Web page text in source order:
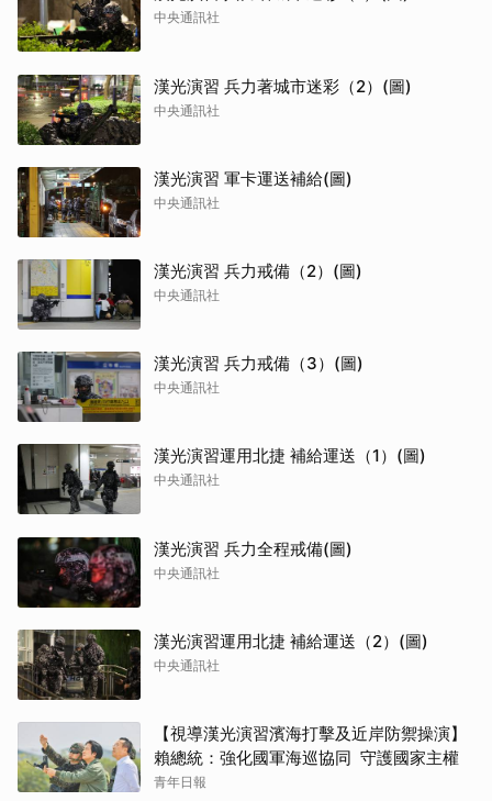
中央通訊社
漢光演習 兵力著城市迷彩（2）(圖)
中央通訊社
漢光演習 軍卡運送補給(圖)
中央通訊社
漢光演習 兵力戒備（2）(圖)
中央通訊社
漢光演習 兵力戒備（3）(圖)
中央通訊社
漢光演習運用北捷 補給運送（1）(圖)
中央通訊社
漢光演習 兵力全程戒備(圖)
中央通訊社
漢光演習運用北捷 補給運送（2）(圖)
中央通訊社
【視導漢光演習濱海打擊及近岸防禦操演】
賴總統：強化國軍海巡協同 守護國家主權
青年日報